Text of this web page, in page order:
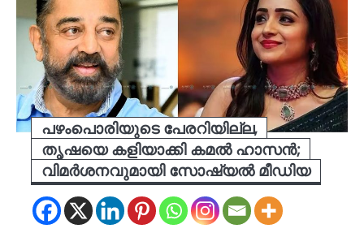
പഴംപൊരിയുടെ പേരറിയില്ല,
തൃഷയെ കളിയാക്കി കമൽ ഹാസൻ;
വിമർശനവുമായി സോഷ്യൽ മീഡിയ